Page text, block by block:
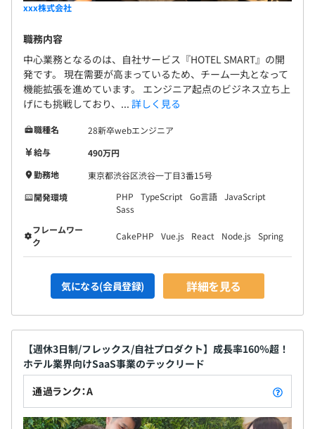
【フル出社の背景】
の勤務体制をとっています。
コアタイムは11:00-15:00。
エンジニアサイドメンバー、ビジネスサイドメンバー共に
す。
と、今後もスピーディ且つ柔軟に開発を進めていくという
観点から、リアルコミュニケーションによる生産性の高さ
を追求しているということがあります。
対面だからこそ生まれるコミュニケーション、自由闊達な
【チームの雰囲気】
社員同士あだ名で呼びあう文化（あだ名制度）があり、
CTO以下フラットな組織のため、年齢や立場に関係なく全
員がフラットにコミュニケーションできる環境です。
xxx株式会社
職務内容
中心業務となるのは、自社サービス『HOTEL SMART』の開
発です。 現在需要が高まっているため、チーム一丸となって
機能拡張を進めています。 エンジニア起点のビジネス立ち上
げにも挑戦しており、... 詳しく見る
職種名
28新卒webエンジニア
給与
490万円
勤務地
東京都渋谷区渋谷一丁目3番15号
開発環境
PHP TypeScript Go言語 JavaScript
Sass
フレームワー
ク
CakePHP Vue.js React Node.js Spring
気になる(会員登録) 詳細を見る
【週休3日制/フレックス/自社プロダクト】成長率160％超！
ホテル業界向けSaaS事業のテックリード
通過ランク：A